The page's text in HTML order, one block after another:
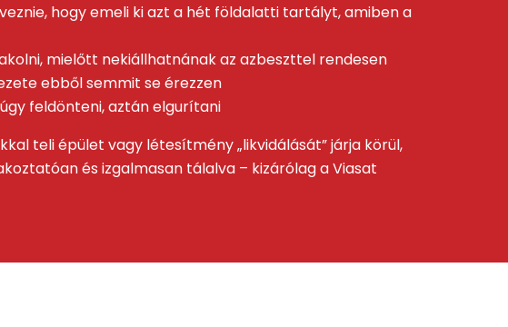
hogy emeli ki azt a hét földalatti tartályt, amiben a
mielőtt nekiállhatnának az azbeszttel rendesen
ebből semmit se érezzen
feldönteni, aztán elgurítani
teli épület vagy létesítmény „likvidálását” járja körül,
és izgalmasan tálalva – kizárólag a Viasat